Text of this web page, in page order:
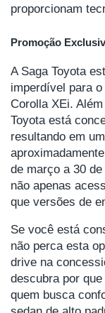
proporcionam
Promoção
A Saga Toyota
imperdível para
Corolla XEi.
Toyota está
resultando em
de março a 30
não apenas
que versões de
Se você está
não perca esta
drive na
descubra por
quem busca